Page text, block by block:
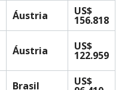
Áustria US$
156.818
Áustria US$
122.959
Brasil US$